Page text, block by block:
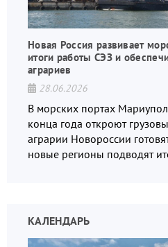
Новая Россия развивает
итоги работы СЭЗ и
аграриев
28.06.2026
В морских портах
конца года откроют
аграрии Новороссии
новые регионы подводят
КАЛЕНДАРЬ